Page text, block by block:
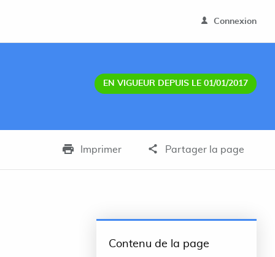
Connexion
EN VIGUEUR DEPUIS LE 01/01/2017
Imprimer Partager la page
Contenu de la page